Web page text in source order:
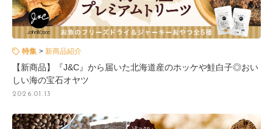
特集 新商品紹介
【新商品】『J&C』から届いた北海道産のホッケや鮭白子◎おい
しい海の宝石オヤツ
2026.01.13